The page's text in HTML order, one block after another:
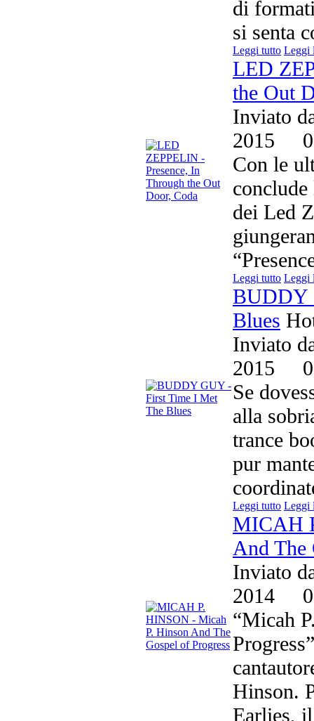
di
si senta
Leggi tutto Leggi
LED
the Out
Inviato
2015 0
Con le
dei Led
Leggi tutto Leggi
BUDDY
Blues
Inviato
2015 0
Se
alla
trance
pur
Leggi tutto Leggi
MICAH
And The
Inviato
2014 0
“Micah
Hinson.
Earlies,